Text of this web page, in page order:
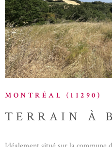
MONTRÉAL (11290)
TERRAIN À
VOIR